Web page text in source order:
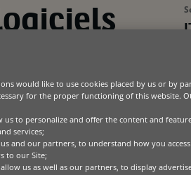
Green
durable
Code
de presse
pour ingénieurs, avec
d’un groupe plus
would like to use cookies placed by us or by
for the proper functioning of this website.
us to personalize and offer the content and
services;
and our partners, to understand how you
to our Site;
us as well as our partners, to display